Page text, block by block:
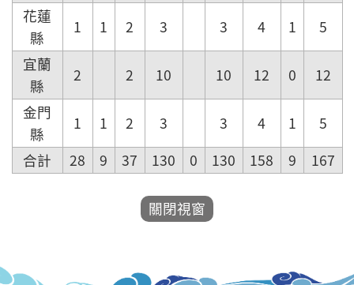
花蓮
縣
1 1 2 3 3 4 1
5
宜蘭
縣
2 2 10 10 12 0
12
金門
縣
1 1 2 3 3 4 1
5
合計
28 9 37 130 0 130 158 9 167